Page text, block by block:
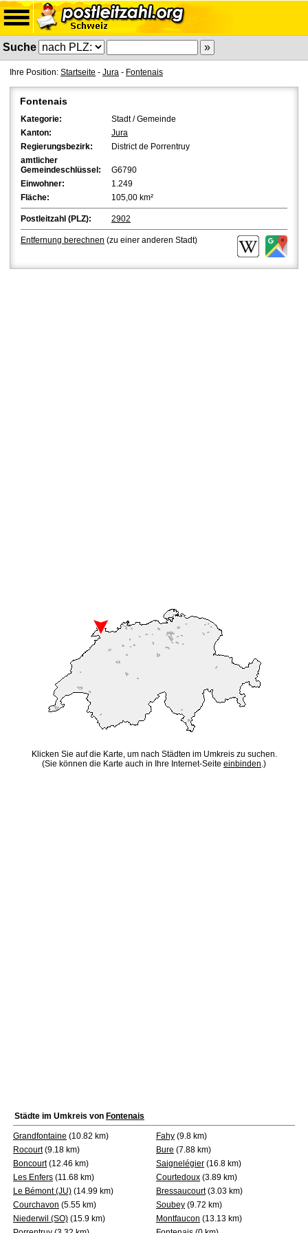
Suche
Ihre Position: Startseite - Jura - Fontenais
Fontenais
Kategorie:
Stadt / Gemeinde
Kanton:
Jura
Regierungsbezirk:
District de Porrentruy
amtlicher
Gemeindeschlüssel:
G6790
Einwohner:
1.249
Fläche:
105,00 km²
Postleitzahl (PLZ): 2902
Entfernung berechnen (zu einer anderen Stadt)
Klicken Sie auf die Karte, um nach Städten im Umkreis zu suchen.
(Sie können die Karte auch in Ihre Internet-Seite einbinden.)
Städte im Umkreis von Fontenais
Grandfontaine (10.82 km) Fahy (9.8 km)
Rocourt(9.18 km) Bure (7.88 km)
Boncourt(12.46 km) Saignelégier (16.8 km)
Les Enfers (11.68 km) Courtedoux (3.89 km)
Le Bémont (JU) (14.99 km) Bressaucourt(3.03 km)
Courchavon (5.55 km) Soubey (9.72 km)
Niederwil (SO) (15.9 km) Montfaucon (13.13 km)